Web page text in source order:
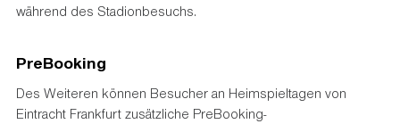
während des Stadionbesuchs.
PreBooking
Des Weiteren können Besucher an Heimspieltagen von
Eintracht Frankfurt zusätzliche PreBooking-